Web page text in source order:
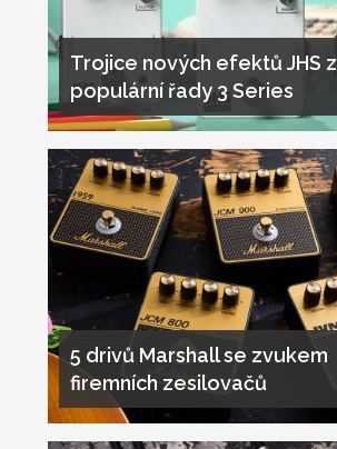
Trojice nových efektů JHS z
populární řady 3 Series
5 drivů Marshall se zvukem
firemních zesilovačů